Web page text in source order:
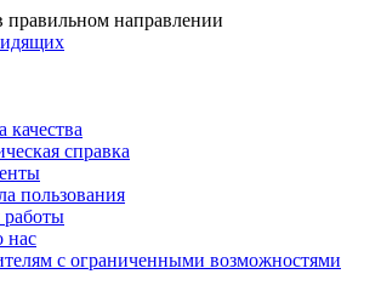
правильном направлении
качества
справка
пользования
с ограниченными возможностями